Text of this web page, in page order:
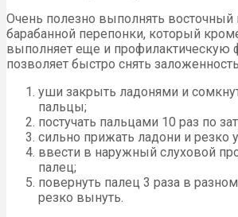
Очень полезно выполнять восточный
барабанной перепонки, который
выполняет еще и профилактическую
позволяет быстро снять
уши закрыть ладонями и
пальцы;
постучать пальцами 10 раз по
сильно прижать ладони и резко
ввести в наружный слуховой
палец;
повернуть палец 3 раза в
резко вынуть.